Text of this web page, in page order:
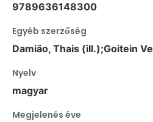
9789636148300
Egyéb szerzőség
Damião, Thais (ill.);Goitein
Nyelv
magyar
Megjelenés éve